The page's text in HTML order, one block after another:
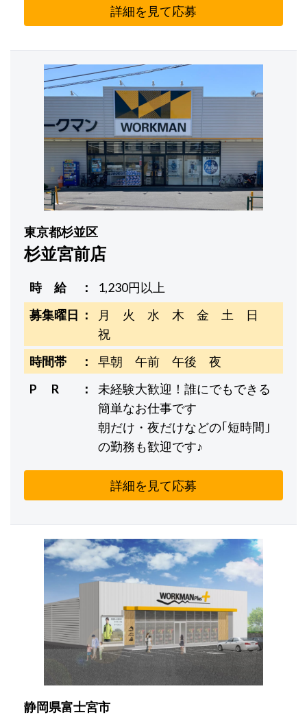
詳細を見て応募
東京都杉並区
杉並宮前店
時 給
1,230円以上
募集曜日
月 火 水 木 金 土 日
祝
時間帯
早朝 午前 午後 夜
P R
未経験大歓迎！誰にでもできる
簡単なお仕事です
朝だけ・夜だけなどの｢短時間｣
の勤務も歓迎です♪
詳細を見て応募
静岡県富士宮市